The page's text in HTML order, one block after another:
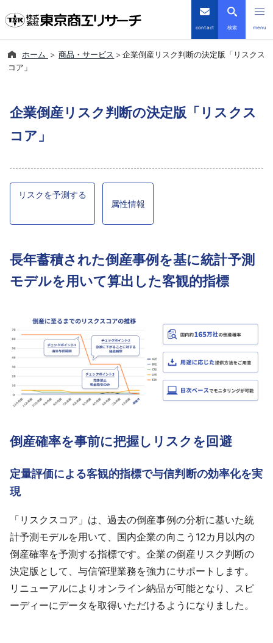
contact 検索 menu
商品・サービス
導入事例
採用情報
よくあるご質問
English
ホーム 商品・サービス
企業倒産リスク判断の決定版「リスクス
コア」
企業倒産リスク判断の決定版「リスクス
コア」
リスクを予測する
属性情報
長年蓄積された倒産事例を基に統計予測
モデルを用いて算出した客観的指標
倒産確率を事前に把握しリスクを回避
定量評価による客観的指標で与信判断の効率化を実
現
「リスクスコア」は、過去の倒産事例の分析に基いた統
計予測モデルを用いて、国内企業の向こう12カ月以内の
倒産確率を予測する指標です。企業の倒産リスク判断の
決定版として、与信管理業務を強力にサポートします。
リニューアルによりオンライン納品が可能となり、スピ
ーディーにデータを取得いただけるようになりました。